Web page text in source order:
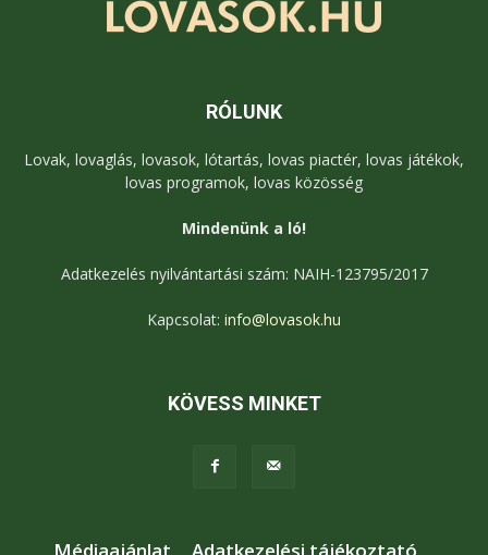
RÓLUNK
Lovak, lovaglás, lovasok, lótartás, lovas piactér, lovas játékok,
lovas programok, lovas közösség
Mindenünk a ló!
Adatkezelés nyilvántartási szám: NAIH-123795/2017
Kapcsolat: info@lovasok.hu
KÖVESS MINKET
Médiaajánlat Adatkezelési tájékoztató